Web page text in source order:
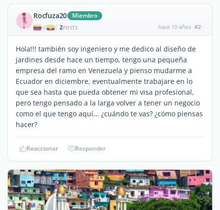
Rocfuza20 Miembro
| 2POSTS hace 10 años #2
Hola!!! también soy ingeniero y me dedico al diseño de
jardines desde hace un tiempo, tengo una pequeña
empresa del ramo en Venezuela y pienso mudarme a
Ecuador en diciembre, eventualmente trabajare en lo
que sea hasta que pueda obtener mi visa profesional,
pero tengo pensado a la larga volver a tener un negocio
como el que tengo aquí... ¿cuándo te vas? ¿cómo piensas
hacer?
Reaccionar Responder